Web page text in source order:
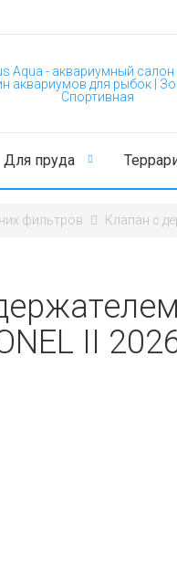
Для пруда
фильтров Клапан с
II